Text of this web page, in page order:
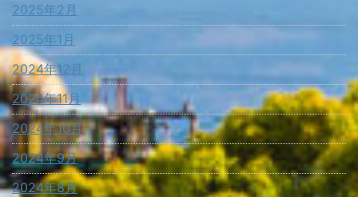
2025年2月
2025年1月
2024年12月
2024年11月
2024年10月
2024年9月
2024年8月